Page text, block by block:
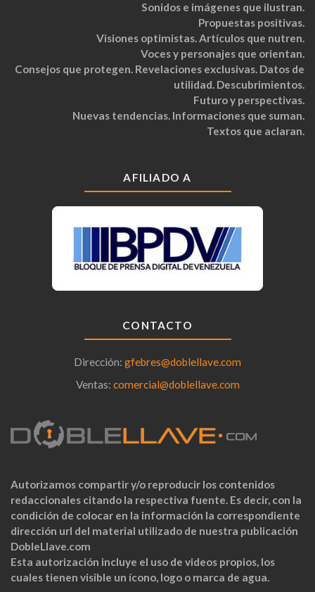
Sonidos e imágenes que ilustran.
Propuestas positivas.
Visiones optimistas. Artículos que nutren.
Voces y personajes que orientan.
Consejos que protegen. Revelaciones exclusivas. Datos de
utilidad. Descubrimientos.
Futuro y perspectivas.
Nuevas tendencias. Informaciones que suman.
Textos que aclaran.
AFILIADO A
CONTACTO
Dirección: gfebres@doblellave.com
Ventas: comercial@doblellave.com
Autorizamos compartir y/o reproducir los contenidos
redaccionales citando la respectiva fuente. Es decir, con la
condición de colocar en la información la correspondiente
dirección url del material utilizado de nuestra publicación
DobleLlave.com
Esta autorización incluye el uso de videos propios, los
cuales tienen visible un ícono, logo o marca de agua.